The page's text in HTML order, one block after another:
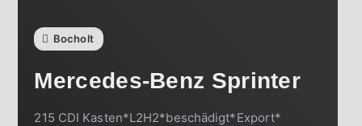
Bocholt
Mercedes-Benz Sprinter
215 CDI Kasten*L2H2*beschädigt*Export*